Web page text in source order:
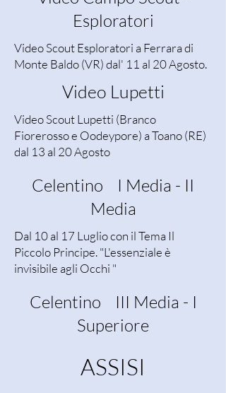
Esploratori
Video Scout Esploratori a Ferrara di
Monte Baldo (VR) dal' 11 al 20 Agosto.
Video Lupetti
Video Scout Lupetti (Branco
Fiorerosso e Oodeypore) a Toano (RE)
dal 13 al 20 Agosto
Celentino I Media - II
Media
Dal 10 al 17 Luglio con il Tema Il
Piccolo Principe. "L'essenziale è
invisibile agli Occhi "
Celentino III Media - I
Superiore
ASSISI